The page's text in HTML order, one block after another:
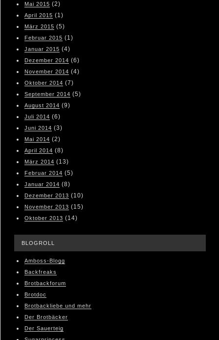
Mai 2015 (2)
April 2015 (1)
März 2015 (5)
Februar 2015 (1)
Januar 2015 (4)
Dezember 2014 (6)
November 2014 (4)
Oktober 2014 (7)
September 2014 (5)
August 2014 (9)
Juli 2014 (6)
Juni 2014 (3)
Mai 2014 (2)
April 2014 (8)
März 2014 (13)
Februar 2014 (5)
Januar 2014 (8)
Dezember 2013 (10)
November 2013 (15)
Oktober 2013 (14)
BLOGROLL
Amboss-Blogg
Backfreaks
Brotbackforum
Brotdoc
Brotbackliebe und mehr
Der Brotbäcker
Der Sauerteig